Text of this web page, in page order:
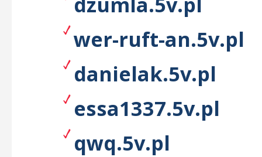
wer-ruft-an.5v.pl
danielak.5v.pl
essa1337.5v.pl
qwq.5v.pl